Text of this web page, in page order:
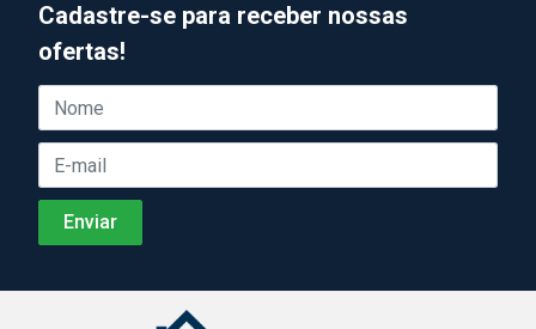
Cadastre-se para receber nossas
ofertas!